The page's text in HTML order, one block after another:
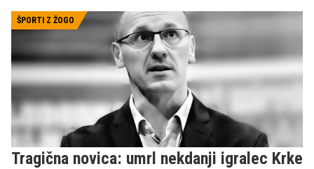
nedeljske dirke na VOYO – v živo začnemo ob 15.45.
ŠPORTI Z ŽOGO
Tragična novica: umrl nekdanji igralec Krke